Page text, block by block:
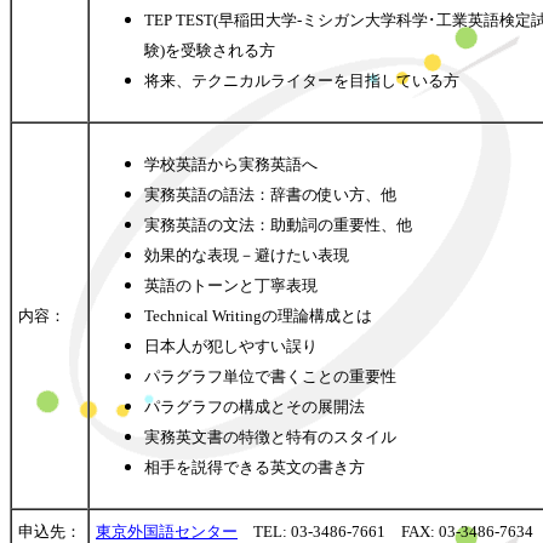
TEP TEST(早稲田大学-ミシガン大学科学･工業英語検定
験)を受験される方
将来、テクニカルライターを目指している方
内容：
学校英語から実務英語へ
実務英語の語法：辞書の使い方、他
実務英語の文法：助動詞の重要性、他
効果的な表現－避けたい表現
英語のトーンと丁寧表現
Technical Writingの理論構成とは
日本人が犯しやすい誤り
パラグラフ単位で書くことの重要性
パラグラフの構成とその展開法
実務英文書の特徴と特有のスタイル
相手を説得できる英文の書き方
申込先： 東京外国語センター TEL: 03-3486-7661 FAX: 03-3486-7634